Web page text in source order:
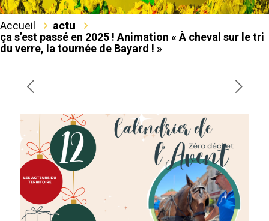
Accueil
actu
ça s’est passé en 2025 ! Animation « À cheval sur le tri
du verre, la tournée de Bayard ! »